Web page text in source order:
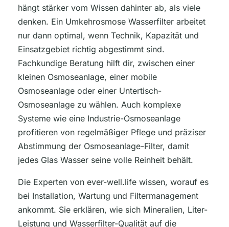
hängt stärker vom Wissen dahinter ab, als viele
denken. Ein Umkehrosmose Wasserfilter arbeitet
nur dann optimal, wenn Technik, Kapazität und
Einsatzgebiet richtig abgestimmt sind.
Fachkundige Beratung hilft dir, zwischen einer
kleinen Osmoseanlage, einer mobile
Osmoseanlage oder einer Untertisch-
Osmoseanlage zu wählen. Auch komplexe
Systeme wie eine Industrie-Osmoseanlage
profitieren von regelmäßiger Pflege und präziser
Abstimmung der Osmoseanlage-Filter, damit
jedes Glas Wasser seine volle Reinheit behält.
Die Experten von ever-well.life wissen, worauf es
bei Installation, Wartung und Filtermanagement
ankommt. Sie erklären, wie sich Mineralien, Liter-
Leistung und Wasserfilter-Qualität auf die